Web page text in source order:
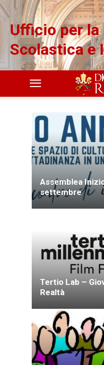
Ufficio per la
Scolastica e
Assemblea
settembre
Tertio Lab –
Realtà